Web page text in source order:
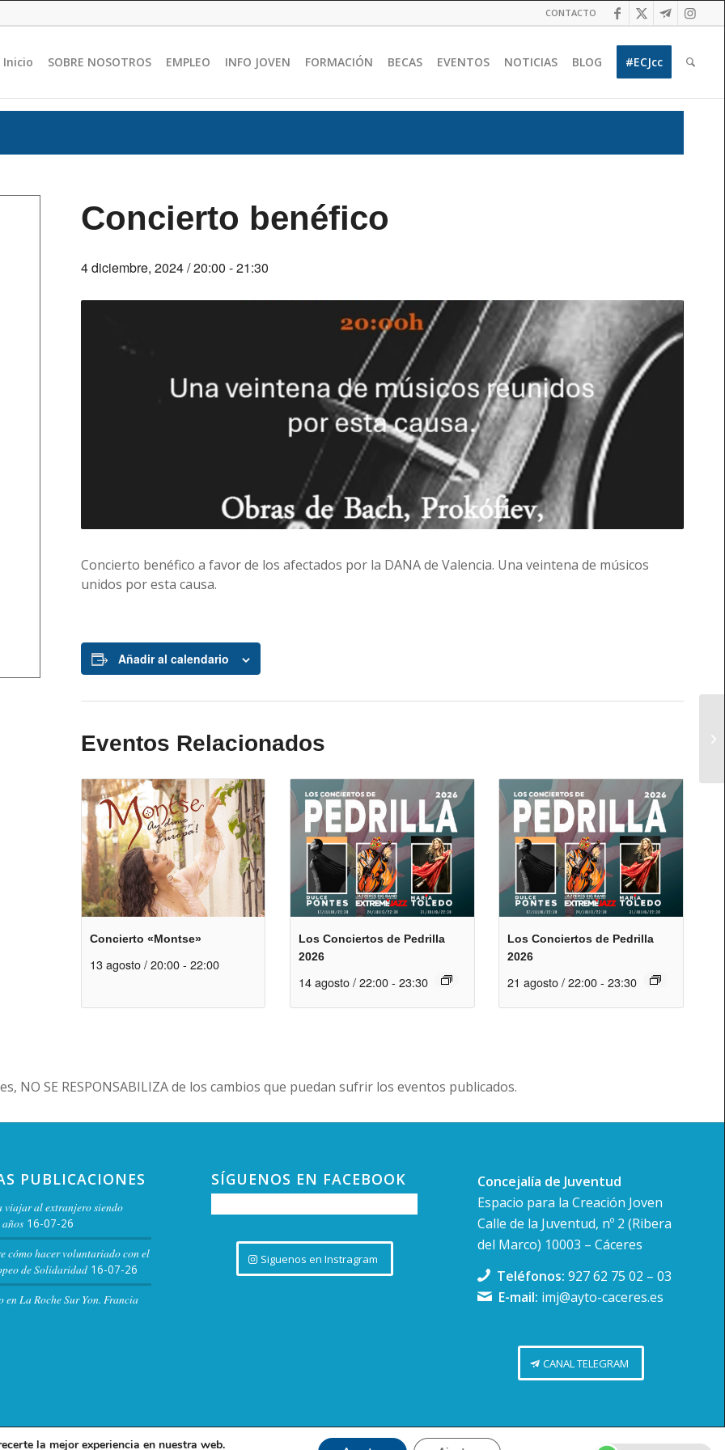
CONTACTO
Inicio SOBRE NOSOTROS EMPLEO INFO JOVEN FORMACIÓN BECAS EVENTOS NOTICIAS BLOG #ECJcc
Concierto benéfico
4 diciembre, 2024 / 20:00 -21:30
Concierto benéfico a favor de los afectados por la DANA de Valencia. Una veintena de músicos
unidos por esta causa.
Añadir al calendario
Eventos Relacionados
Concierto «Montse»
13 agosto / 20:00- 22:00
Los Conciertos de Pedrilla
2026
14 agosto / 22:00- 23:30
Los Conciertos de Pedrilla
2026
21 agosto / 22:00 - 23:30
NO SE RESPONSABILIZA de los cambios que puedan sufrir los eventos publicados.
PUBLICACIONES
viajar al extranjero siendo
16-07-26
cómo hacer voluntariado con el
de Solidaridad 16-07-26
en La Roche Sur Yon. Francia
SÍGUENOS EN FACEBOOK
Siguenos en Instragram
Concejalía de Juventud
Espacio para la Creación Joven
Calle de la Juventud, nº 2 (Ribera
del Marco) 10003 – Cáceres
Teléfonos: 927 62 75 02 –03
E-mail: imj@ayto-caceres.es
CANAL TELEGRAM
la mejor experiencia en nuestra web.